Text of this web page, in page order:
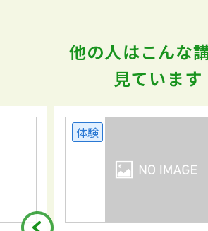
他の人はこんな
見ています
体験